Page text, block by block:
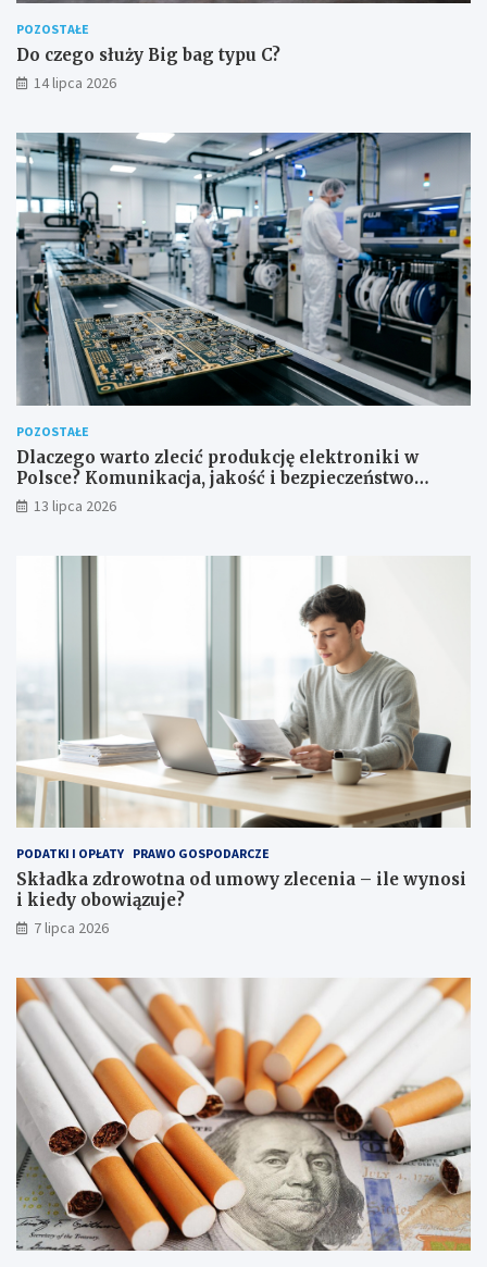
POZOSTAŁE
Do czego służy Big bag typu C?
14 lipca 2026
POZOSTAŁE
Dlaczego warto zlecić produkcję elektroniki w
Polsce? Komunikacja, jakość i bezpieczeństwo
dostaw
13 lipca 2026
PODATKI I OPŁATY PRAWO GOSPODARCZE
Składka zdrowotna od umowy zlecenia – ile wynosi
i kiedy obowiązuje?
7 lipca 2026